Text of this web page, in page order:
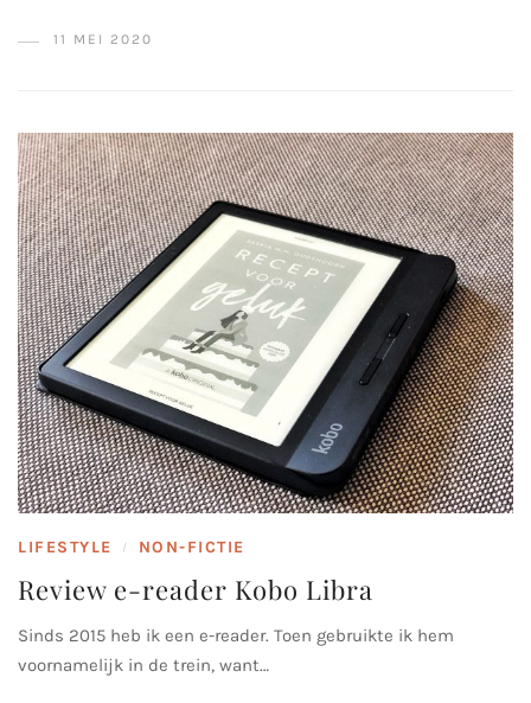
11 MEI 2020
LIFESTYLE / NON-FICTIE
Review e-reader Kobo Libra
Sinds 2015 heb ik een e-reader. Toen gebruikte ik hem
voornamelijk in de trein, want…